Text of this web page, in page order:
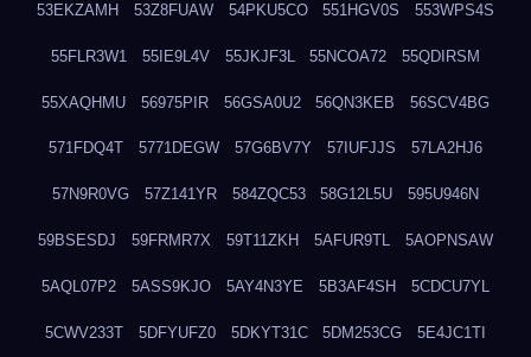
53EKZAMH 53Z8FUAW 54PKU5CO 551HGV0S 553WPS4S
55FLR3W1 55IE9L4V 55JKJF3L 55NCOA72 55QDIRSM
55XAQHMU 56975PIR 56GSA0U2 56QN3KEB 56SCV4BG
571FDQ4T 5771DEGW 57G6BV7Y 57IUFJJS 57LA2HJ6
57N9R0VG 57Z141YR 584ZQC53 58G12L5U 595U946N
59BSESDJ 59FRMR7X 59T11ZKH 5AFUR9TL 5AOPNSAW
5AQL07P2 5ASS9KJO 5AY4N3YE 5B3AF4SH 5CDCU7YL
5CWV233T 5DFYUFZ0 5DKYT31C 5DM253CG 5E4JC1TI